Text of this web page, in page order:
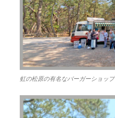
虹の松原の有名なバーガーショップ